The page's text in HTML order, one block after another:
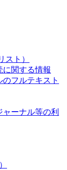
スト）
関する情報
フルテキスト
ーナル等の利